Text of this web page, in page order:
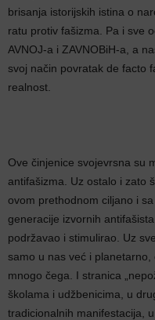
brisanja istorijskih istina o
ratu protiv fašizma. Pa i sve
AVNOJ-a i ZAVNOBiH-a, a
svoj način povratak de facto
realnost.
Ove činjenice svojevrsna su
antifašizma. Uz ostalo i zato
ovom prethodnom ciljano i
generacije izvornih
podržavao i stimulirao. Uz
samo u nas već i
mnogo čega. I stranica
školama i udžbenicima, u
tradicionalnih manifestacija,